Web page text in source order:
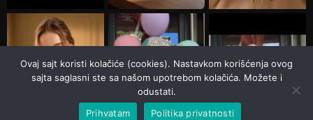
Ovaj sajt koristi kolačiće (cookies). Nastavkom korišćenja ovog
sajta saglasni ste sa našom upotrebom kolačića. Možete i
odustati.
Prihvatam
Politika privatnosti